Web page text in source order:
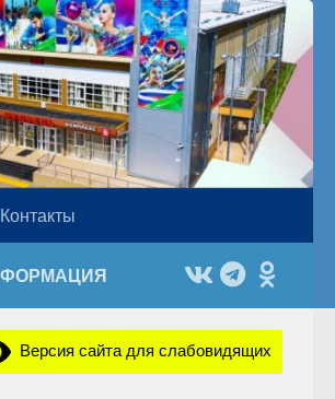
Контакты
Версия сайта для слабовидящих